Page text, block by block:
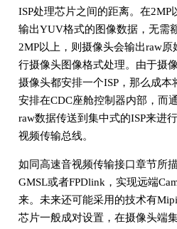
ISP处理芯片之间的距离。在
输出YUV格式的图像数据，无需
2MP以上，则摄像头会输出raw
行摄像头图像格式处理。由于摄
摄像头都安排一个ISP，那么成本
安排在CDC座舱控制器内部，而
raw数据传送到集中式的ISP来进
视频传输总线。
如同高速音视频传输接口章节所
GMSL或者FPDlink，实现远端
来。未来还可能采用的技术有
芯片一般成对设置，在摄像头端